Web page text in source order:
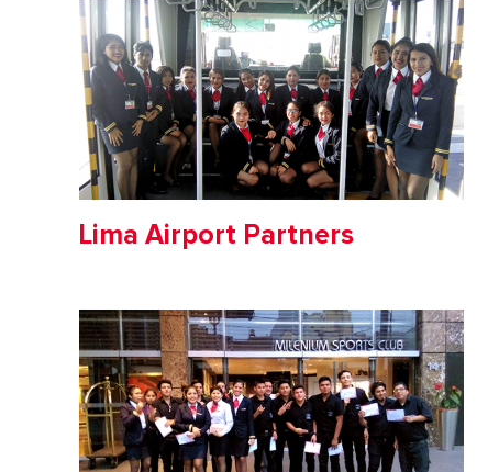
Lima Airport Partners